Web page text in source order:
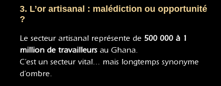
3. L’or artisanal : malédiction ou opportunité
?
Le secteur artisanal représente de 500 000 à 1
million de travailleurs au Ghana.
C’est un secteur vital… mais longtemps synonyme
d’ombre.